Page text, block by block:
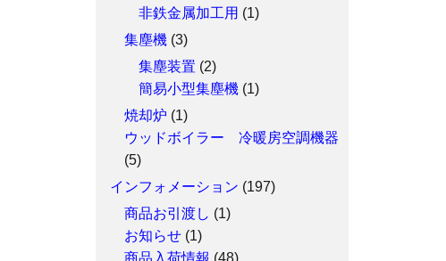
非鉄金属加工用 (1)
集塵機 (3)
集塵装置 (2)
簡易小型集塵機 (1)
焼却炉 (1)
ウッドボイラー 冷暖房空調機器
(5)
インフォメーション (197)
商品お引渡し (1)
お知らせ (1)